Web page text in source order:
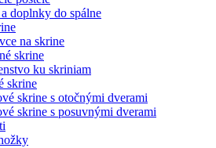
doplnky do spálne
na skrine
skrine
ku skriniam
skrine
skrine s otočnými dverami
skrine s posuvnými dverami